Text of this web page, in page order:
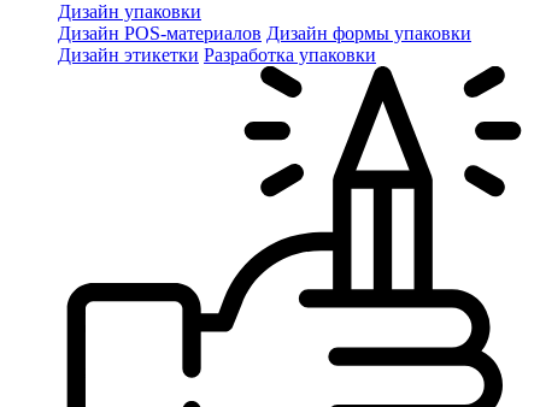
Дизайн упаковки
Дизайн POS-материалов Дизайн формы упаковки
Дизайн этикетки Разработка упаковки